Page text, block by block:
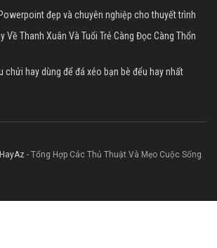
đẹp và chuyên nghiệp cho thuyết trình
Về Thanh Xuân Và Tuổi Trẻ Càng Đọc Càng Thổn
chửi hay dùng để đá xéo bạn bè đểu hay nhất
- Tổng Hợp Các Thủ Thuật Và Mẹo Cuộc Sống